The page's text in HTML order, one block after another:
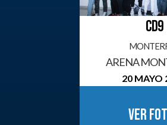
CD9
ARENA
20 MAYO
Ver